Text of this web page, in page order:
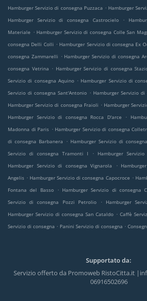
Hamburger Servizio di consegna Puzzaca . Hamburger
Hamburger Servizio di consegna Castrocielo
.
Materiale . Hamburger Servizio di consegna Colle San
consegna Delli Colli . Hamburger Servizio di consegna Ex
consegna Zammarelli . Hamburger Servizio di consegna
consegna Vetrina . Hamburger Servizio di consegna
Servizio di consegna Aquino . Hamburger Servizio di
Servizio di consegna Sant'Antonio . Hamburger Servizio
Hamburger Servizio di consegna Fraioli . Hamburger
Hamburger Servizio di consegna Rocca D'arce
.
Madonna di Paris . Hamburger Servizio di consegna
di consegna Barbanera
. Hamburger Servizio di
Servizio di consegna Tramonti I
. Hamburger
Hamburger Servizio di consegna Vignarola
.
Angelis . Hamburger Servizio di consegna Capocroce .
Fontana del Basso
. Hamburger Servizio di consegna
Servizio di consegna Pozzi Petrolio
. Hamburger
Hamburger Servizio di consegna San Cataldo . Caffè
Servizio di consegna . Panini Servizio di consegna .
Supportato da:
Servizio offerto da Promoweb RistoCitta.it
06916502696